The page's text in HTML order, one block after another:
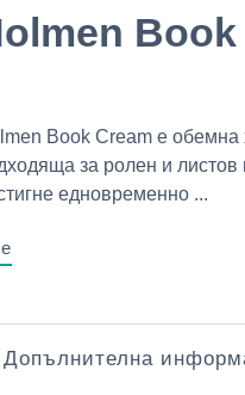
Book Cream е обемна
за ролен и листов
едновременно ...
Допълнителна